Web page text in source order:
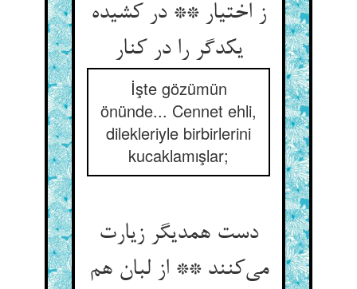
ز اختیار ** در کشیده
یکدگر را در کنار
İşte gözümün
önünde... Cennet ehli,
dilekleriyle birbirlerini
kucaklamışlar;
دست همدیگر زیارت
می‌‌کنند ** از لبان هم